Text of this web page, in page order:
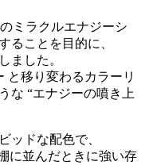
ミラクルエナジーシ
ることを目的に、
ました。
移り変わるカラーリ
な “エナジーの噴き上
ッドな配色で、
に並んだときに強い存